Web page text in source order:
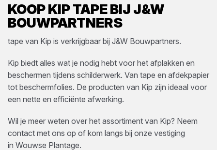
KOOPKIPTAPEBIJ J&W
BOUWPARTNERS
tape van Kip is verkrijgbaar bij J&W Bouwpartners.
Kip biedt alles wat je nodig hebt voor het afplakken en
beschermen tijdens schilderwerk. Van tape en afdekpapier
tot beschermfolies. De producten van Kip zijn ideaal voor
een nette en efficiënte afwerking.
Wil je meer weten over het assortiment van Kip? Neem
contact met ons op of kom langs bij onze vestiging
in Wouwse Plantage.